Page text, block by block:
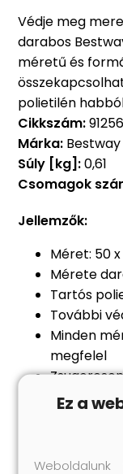
Védje meg
darabos
méretű és
polietilén
Cikkszám:91256
Márka: Bestway
Súly [kg]:0,61
Csomagok
Jellemzők:
Méret: 50
Mérete
Tartós
További
Minden
megfelel
A
Bestway
Ez a